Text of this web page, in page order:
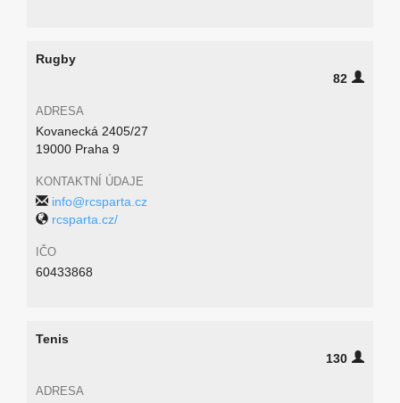
Rugby
82
ADRESA
Kovanecká 2405/27
19000 Praha 9
KONTAKTNÍ ÚDAJE
info@rcsparta.cz
rcsparta.cz/
IČO
60433868
Tenis
130
ADRESA